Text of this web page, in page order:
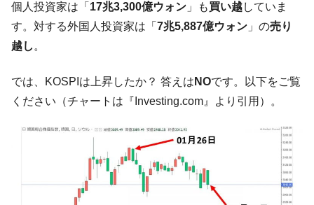
Fact1 平成仮面ライダーの意外すぎるモチーフとは？
Fact1
発表から2日で大崩壊、鳴かず飛ばずに終わりそう
なスーパーリーグとは？
だった選手とは？
Fact1
甲子園通算本塁打、最多の清原に次いで多く打っ
セレクトセールの高額取引馬が稼いだ金額とは？
個人投資家は「 17兆3,300億ウォン 」も買い越していま
す。対する外国人投資家は「 7兆5,887億ウォン 」の売り
越し 。
では、KOSPIは上昇したか？ 答えは NOです。以下をご覧
ください（チャートは『Investing.com』より引用）。